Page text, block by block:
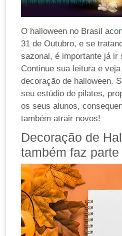
O halloween no Brasil
31 de Outubro, e se
sazonal, é importante já ir
Continue sua leitura e
decoração de halloween.
seu estúdio de pilates,
os seus alunos,
também atrair novos!
Decoração de
também faz